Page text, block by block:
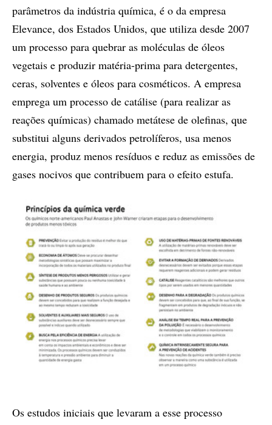
parâmetros da indústria química, é o da empresa
Elevance, dos Estados Unidos, que utiliza desde 2007
um processo para quebrar as moléculas de óleos
vegetais e produzir matéria-prima para detergentes,
ceras, solventes e óleos para cosméticos. A empresa
emprega um processo de catálise (para realizar as
reações químicas) chamado metátese de olefinas, que
substitui alguns derivados petrolíferos, usa menos
energia, produz menos resíduos e reduz as emissões de
gases nocivos que contribuem para o efeito estufa.
Os estudos iniciais que levaram a esse processo